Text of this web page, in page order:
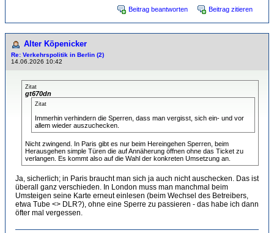
Beitrag beantworten Beitrag zitieren
Alter Köpenicker
Re: Verkehrspolitik in Berlin (2)
14.06.2026 10:42
Zitat
gt670dn
Zitat
Immerhin verhindern die Sperren, dass man vergisst, sich ein- und vor
allem wieder auszuchecken.
Nicht zwingend. In Paris gibt es nur beim Hereingehen Sperren, beim
Herausgehen simple Türen die auf Annäherung öffnen ohne das Ticket zu
verlangen. Es kommt also auf die Wahl der konkreten Umsetzung an.
Ja, sicherlich; in Paris braucht man sich ja auch nicht auschecken. Das ist
überall ganz verschieden. In London muss man manchmal beim
Umsteigen seine Karte erneut einlesen (beim Wechsel des Betreibers,
etwa Tube <> DLR?), ohne eine Sperre zu passieren - das habe ich dann
öfter mal vergessen.